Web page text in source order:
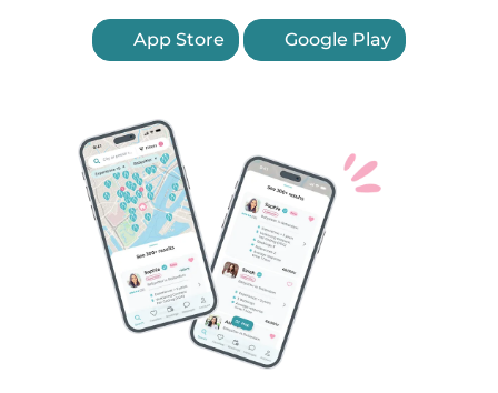
App Store Google Play